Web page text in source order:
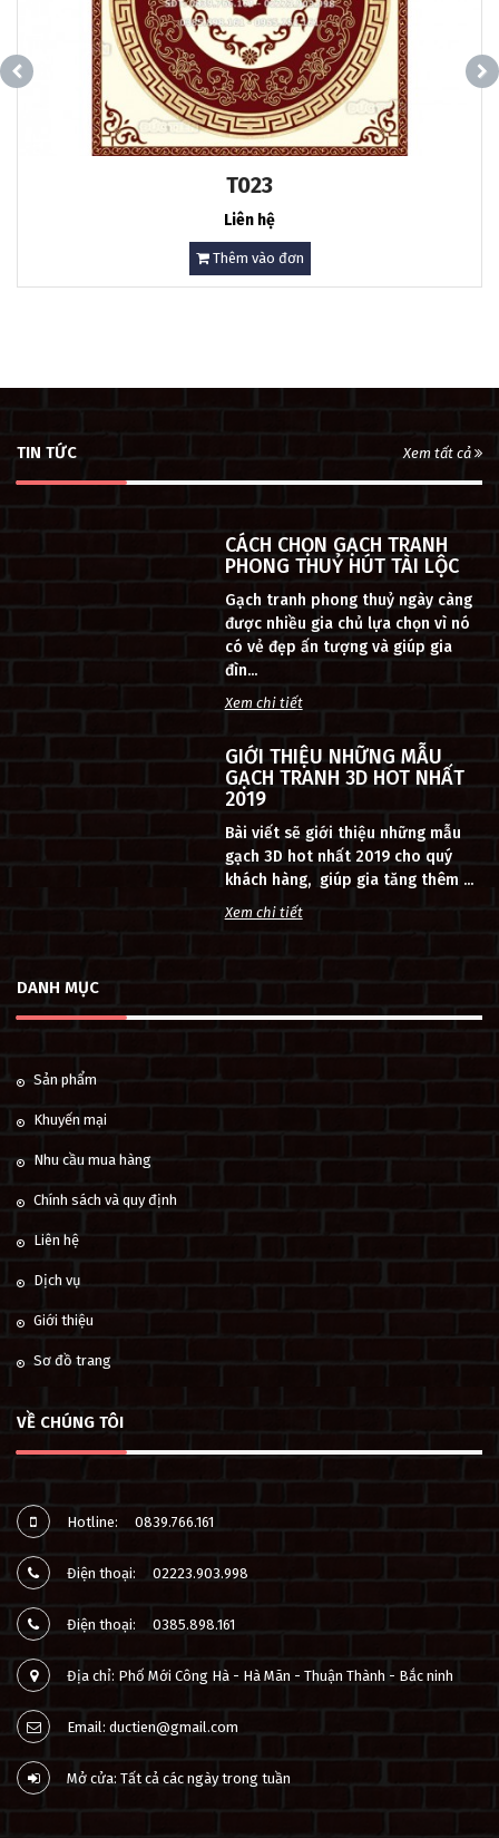
T023
Liên hệ
Thêm vào đơn
TIN TỨC Xem tất cả
CÁCH CHỌN GẠCH TRANH
PHONG THUỶ HÚT TÀI LỘC
Gạch tranh phong thuỷ ngày càng
được nhiều gia chủ lựa chọn vì nó
có vẻ đẹp ấn tượng và giúp gia
đìn...
Xem chi tiết
GIỚI THIỆU NHỮNG MẪU
GẠCH TRANH 3D HOT NHẤT
2019
Bài viết sẽ giới thiệu những mẫu
gạch 3D hot nhất 2019 cho quý
khách hàng, giúp gia tăng thêm ...
Xem chi tiết
DANH MỤC
Sản phẩm
Khuyến mại
Nhu cầu mua hàng
Chính sách và quy định
Liên hệ
Dịch vụ
Giới thiệu
Sơ đồ trang
VỀ CHÚNG TÔI
Hotline: 0839.766.161
Điện thoại: 02223.903.998
Điện thoại: 0385.898.161
Địa chỉ: Phố Mới Công Hà - Hà Mãn - Thuận Thành - Bắc ninh
Email: ductien@gmail.com
Mở cửa: Tất cả các ngày trong tuần